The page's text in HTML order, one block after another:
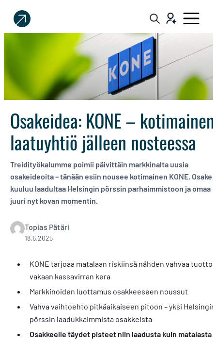
Sijoittaja.fi
Tee
Osakeidea: KONE – kotimainen
laatuyhtiö jälleen nosteessa
Treidityökalumme poimii päivittäin markkinalta uusia
osakeideoita – tänään esiin nousee kotimainen KONE. Osake
kuuluu laadultaa Helsingin pörssin parhaimmistoon ja omaa
juuri nyt kovan momentin.
Topias Pätäri
18.6.2025
KONE tarjoaa matalaan riskiinsä nähden vahvaa tuottoa
vakaan kassavirran kera
Markkinoiden luottamus osakkeeseen noussut
Vahva vaihtoehto pitkäaikaiseen pitoon – yksi Helsingin
pörssin laadukkaimmista osakkeista
Osakkeelle täydet pisteet niin laadusta kuin matalasta